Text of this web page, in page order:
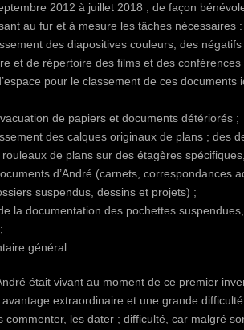
2012 à juillet 2018 ; de façon
au fur et à mesure les tâches nécessaires :
des diapositives couleurs, des
et de répertoire des films et des
pour le classement de ces
de papiers et documents détériorés ;
des calques originaux de plans ; des
de plans sur des étagères
d’André (carnets, correspondances
suspendus, dessins et projets) ;
la documentation des pochettes
général.
était vivant au moment de ce premier
extraordinaire et une grande
commenter, les dater ; difficulté, car malgré